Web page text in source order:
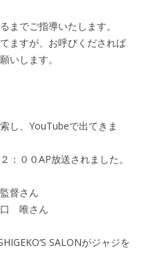
までご指導いたします。
ますが、お呼びくだされば
いします。
し、YouTubeで出てきま
：００AP放送されました。
督さん
口 唯さん
SALONがジャジを